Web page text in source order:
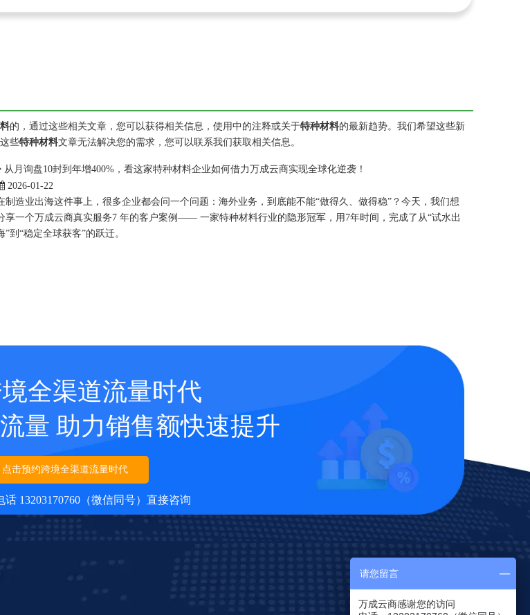
的，通过这些相关文章，您可以获得相关信息，使用中的注释或关于特种材料的最新趋势。我们希望这些新
些特种材料文章无法解决您的需求，您可以联系我们获取相关信息。
从月询盘10封到年增400%，看这家特种材料企业如何借力万成云商实现全球化逆袭！
2026-01-22
制造业出海这件事上，很多企业都会问一个问题：海外业务，到底能不能“做得久、做得稳”？今天，我们想
享一个万成云商真实服务7 年的客户案例—— 一家特种材料行业的隐形冠军，用7年时间，完成了从“试水出
”到“稳定全球获客”的跃迁。
全渠道流量时代
量 助力销售额快速提升
点击预约跨境全渠道流量时代
话 13203170760（微信同号）直接咨询
请您留言
万成云商感谢您的访问